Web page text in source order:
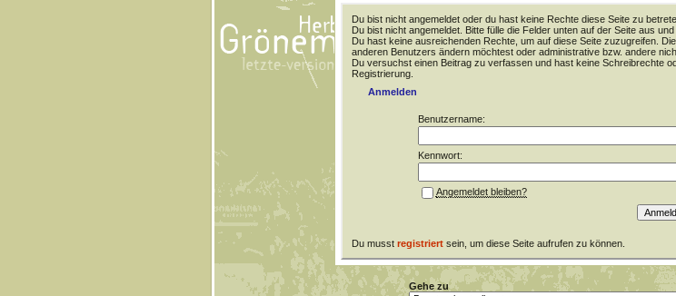
Du bist nicht angemeldet oder du hast keine Rechte diese Seite zu
Du bist nicht angemeldet. Bitte fülle die Felder unten auf der Seite aus
Du hast keine ausreichenden Rechte, um auf diese Seite zuzugreifen.
anderen Benutzers ändern möchtest oder administrative bzw. andere
Du versuchst einen Beitrag zu verfassen und hast keine Schreibrechte
Registrierung.
Anmelden
Benutzername:
Kennwort:
Angemeldet bleiben?
Du musst registriertsein, um diese Seite aufrufen zu können.
Gehe zu